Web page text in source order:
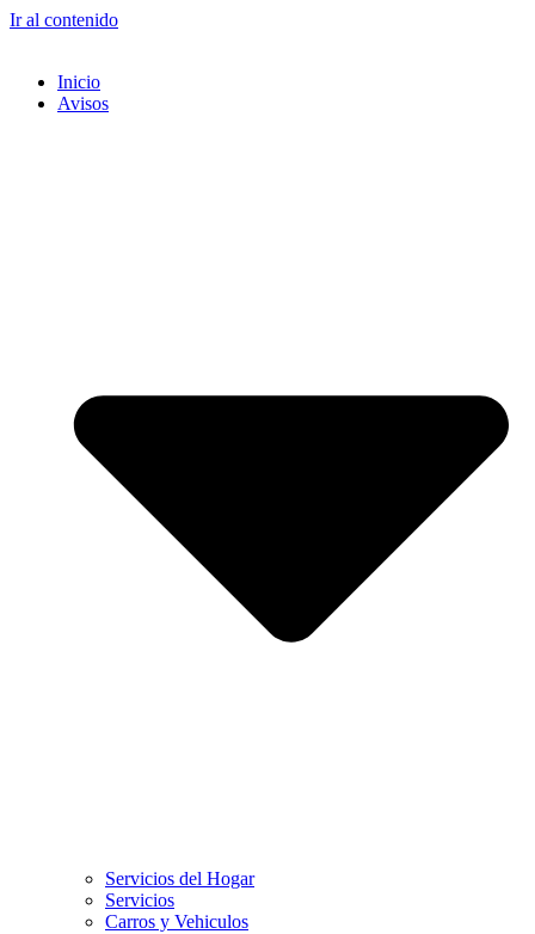
Ir al contenido
Inicio
Avisos
Servicios del Hogar
Servicios
Carros y Vehiculos